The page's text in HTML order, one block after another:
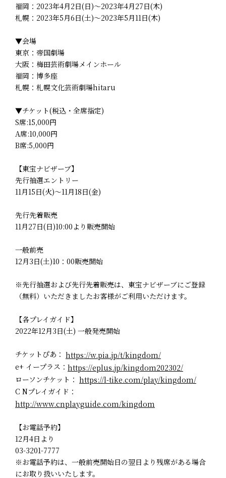
福岡：2023年4月2日(日)～2023年4月27日(木)
札幌：2023年5月6日(土)～2023年5月11日(木)
▼会場
東京：帝国劇場
大阪：梅田芸術劇場メインホール
福岡：博多座
札幌：札幌文化芸術劇場hitaru
▼チケット(税込・全席指定)
S席:15,000円
A席:10,000円
B席:5,000円
【東宝ナビザーブ】
先行抽選エントリー
11月15日(火)～11月18日(金)
先行先着販売
11月27日(日)10:00より販売開始
一般前売
12月3日(土)10：00販売開始
※先行抽選および先行先着販売は、東宝ナビザーブにご登録
（無料）いただきましたお客様がご利用いただけます。
【各プレイガイド】
2022年12月3日(土) 一般発売開始
チケットぴあ： https://w.pia.jp/t/kingdom/
e+ イープラス： https://eplus.jp/kingdom202302/
ローソンチケット： https://l-tike.com/play/kingdom/
C Nプレイガイド：
http://www.cnplayguide.com/kingdom
【お電話予約】
12月4日より
03-3201-7777
※お電話予約は、一般前売開始日の翌日より残席がある場合
にお取り扱いいたします。